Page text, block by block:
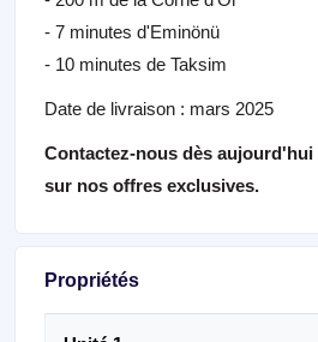
- 7 minutes d'Eminönü
- 10 minutes de Taksim
Date de livraison : mars 2025
Contactez-nous dès
sur nos offres exclusives.
Propriétés